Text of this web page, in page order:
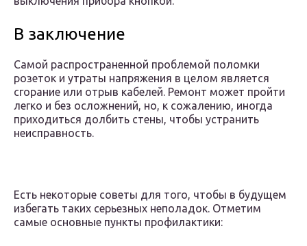
В заключение
Самой распространенной проблемой поломки
розеток и утраты напряжения в целом является
сгорание или отрыв кабелей. Ремонт может пройти
легко и без осложнений, но, к сожалению, иногда
приходиться долбить стены, чтобы устранить
неисправность.
Есть некоторые советы для того, чтобы в будущем
избегать таких серьезных неполадок. Отметим
самые основные пункты профилактики: